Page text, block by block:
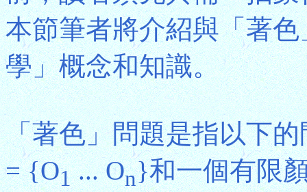
本節筆者將介紹與「著
學」概念和知識。
「著色」問題是指以下
= {O1... On}和一個有限